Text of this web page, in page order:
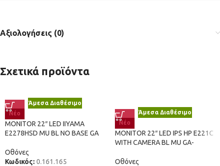
Αξιολογήσεις (0)
Σχετικά προϊόντα
Άμεσα Διαθέσιμο
Νέο
MONITOR 22″ LED IIYAMA
E2278HSD MU BL NO BASE GA
Οθόνες
Κωδικός: 0.161.165
Άμεσα Διαθέσιμο
Νέο
MONITOR 22″ LED IPS HP E221C
WITH CAMERA BL MU GA-
Οθόνες